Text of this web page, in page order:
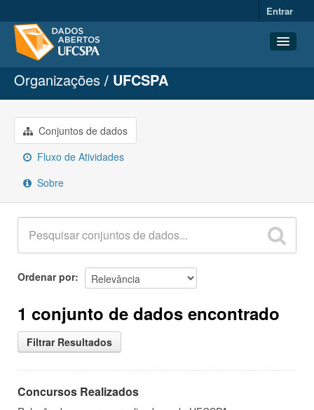
Entrar
Conjuntos de dados
Organizações
Grupos
Sobre
Organizações UFCSPA
Conjuntos de dados
Fluxo de Atividades
Sobre
Ordenar por
1 conjunto de dados encontrado
Filtrar Resultados
Concursos Realizados